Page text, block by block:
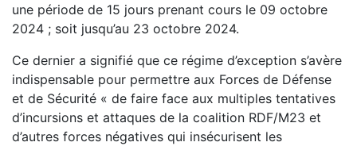
une période de 15 jours prenant cours le 09 octobre
2024 ; soit jusqu’au 23 octobre 2024.
Ce dernier a signifié que ce régime d’exception s’avère
indispensable pour permettre aux Forces de Défense
et de Sécurité « de faire face aux multiples tentatives
d’incursions et attaques de la coalition RDF/M23 et
d’autres forces négatives qui insécurisent les